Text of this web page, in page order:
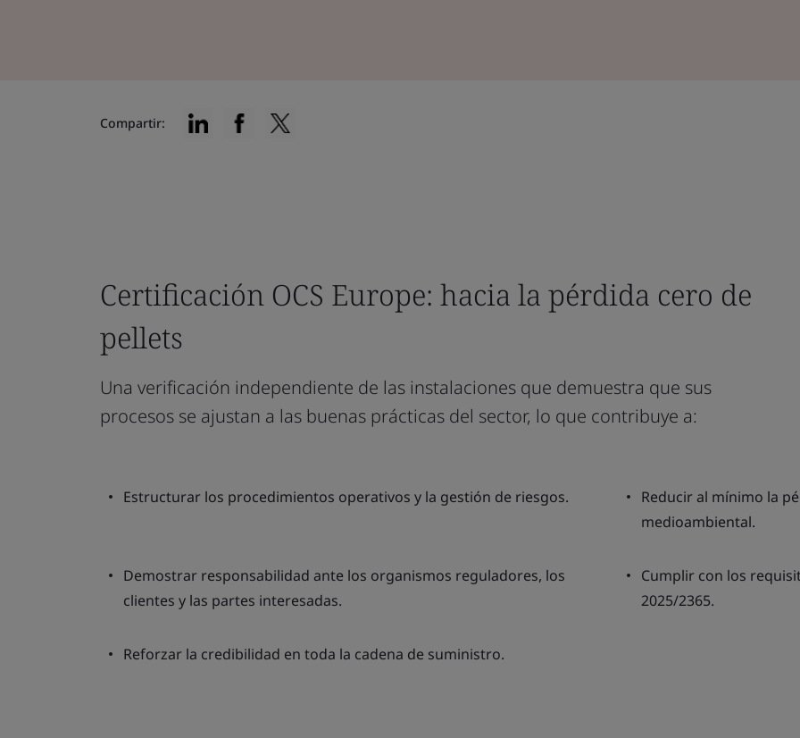
Compartir:
Certificación OCS Europe: hacia la pérdida cero de
pellets
Una verificación independiente de las instalaciones que demuestra que sus
procesos se ajustan a las buenas prácticas del sector, lo que contribuye a:
Estructurar los procedimientos operativos y la gestión de riesgos.
Reducir al mínimo la
medioambiental.
Demostrar responsabilidad ante los organismos reguladores, los
clientes y las partes interesadas.
Cumplir con los
2025/2365.
Reforzar la credibilidad en toda la cadena de suministro.